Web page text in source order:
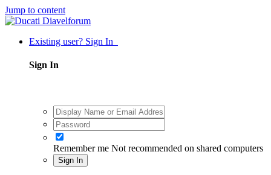
Jump to content
Existing user? Sign In
Sign In
Remember me Not recommended on shared computers
Sign In